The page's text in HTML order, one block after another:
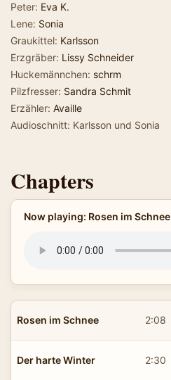
Peter: Eva K.
Lene: Sonia
Graukittel: Karlsson
Erzgräber: Lissy Schneider
Huckemännchen: schrm
Pilzfresser: Sandra Schmit
Erzähler: Availle
Audioschnitt: Karlsson und Sonia
Chapters
Now playing: Rosen im Schnee
Rosen im Schnee 2:08
Der harte Winter 2:30